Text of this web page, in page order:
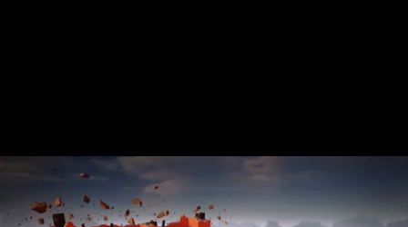
Jolin Tsai - Ugly Beauty Tour
Katy Perry - OnePlus Music Festival
Celine Dion - Imperfections Music Video
Celine Dion - Courage World Tour
The Jonas Brothers - Happiness Begins